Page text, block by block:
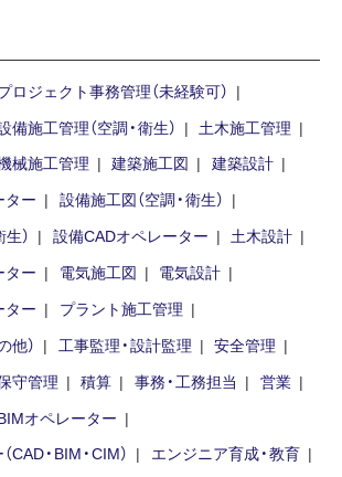
ロジェクト事務管理（未経験可）
備施工管理（空調・衛生）
土木施工管理
械施工管理 建築施工図
建築設計
ター
設備施工図（空調・衛生）
）
設備CADオペレーター
土木設計
ター
電気施工図
電気設計
ター
プラント施工管理
他）
工事監理・設計監理
安全管理
守管理 積算 事務・工務担当
営業
オペレーター
・BIM・CIM）
エンジニア育成・教育